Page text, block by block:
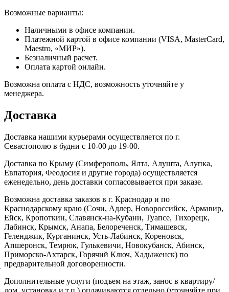
Возможные варианты:
Наличными в офисе компании.
Платежной картой в офисе компании (VISA, MasterCard,
Maestro, «МИР»).
Безналичный расчет.
Оплата картой онлайн.
Возможна оплата с НДС, возможность уточняйте у
менеджера.
Доставка
Доставка нашими курьерами осуществляется по г.
Севастополю в будни с 10-00 до 19-00.
Доставка по Крыму (Симферополь, Ялта, Алушта, Алупка,
Евпатория, Феодосия и другие города) осуществляется
еженедельно, день доставки согласовывается при заказе.
Возможна доставка заказов в г. Краснодар и по
Краснодарскому краю (Сочи, Адлер, Новороссийск, Армавир,
Ейск, Кропоткин, Славянск-на-Кубани, Туапсе, Тихорецк,
Лабинск, Крымск, Анапа, Белореченск, Тимашевск,
Геленджик, Курганинск, Усть-Лабинск, Кореновск,
Апшеронск, Темрюк, Гулькевичи, Новокубанск, Абинск,
Приморско-Ахтарск, Горячий Ключ, Хадыженск) по
предварительной договоренности.
Дополнительные услуги (подъем на этаж, занос в квартиру/
дом, установка и т.п.) оплачиваются отдельно (уточняйте при